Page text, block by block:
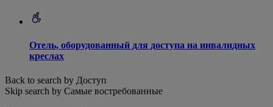
Отель, оборудованный для доступа на инвалидных
креслах
Back to search by Доступ
Skip search by Самые востребованные